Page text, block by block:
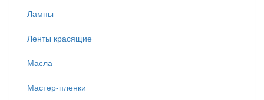
Лампы
Ленты красящие
Масла
Мастер-пленки